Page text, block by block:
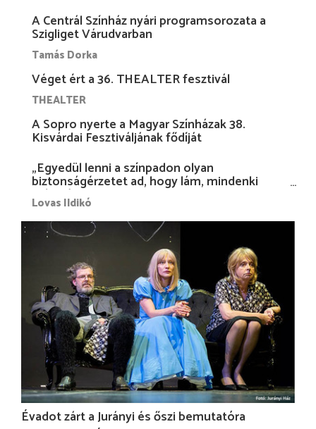
A Centrál Színház nyári programsorozata a
Szigliget Várudvarban
Tamás Dorka
Véget ért a 36. THEALTER fesztivál
THEALTER
A Sopro nyerte a Magyar Színházak 38.
Kisvárdai Fesztiváljának fődíját
„Egyedül lenni a színpadon olyan
biztonságérzetet ad, hogy lám, mindenki
más nélkül is megvagyok magammal…”
Lovas Ildikó
Évadot zárt a Jurányi és őszi bemutatóra